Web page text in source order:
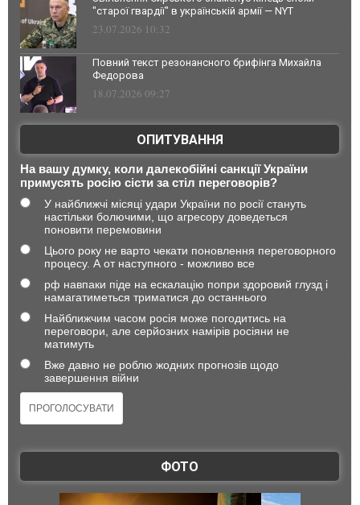
"старої гвардії" в українській армії — NYT
23.07.2026 10:32
Повний текст резонансного брифінга Михайла
Федорова
18.07.2026 09:27
ОПИТУВАННЯ
На вашу думку, коли далекобійні санкції України
примусять росію сісти за стіл переговорів?
У найближчі місяці удари України по росії стануть
настільки болючими, що агресору доведеться
поновити перемовини
Цього року не варто чекати поновлення переговорного
процесу. А от наступного - можливо все
рф навпаки піде на ескалацію попри здоровий глузд і
намагатиметься триматися до останнього
Найближчим часом росія може погодитись на
переговори, але серйозних намірів росіяни не
матимуть
Вже давно не роблю жодних прогнозів щодо
завершення війни
ФОТО